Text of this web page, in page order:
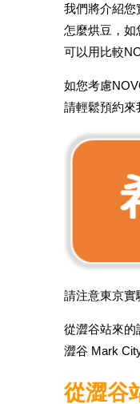
我們將介紹您
怎麼烘豆，如
可以用比較
如您考慮
請輕鬆預約來
請注意東京實
從澀谷站來的
澀谷 Mark
從澀谷